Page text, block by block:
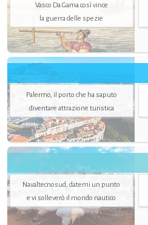
Vasco Da Gama così vince
la guerra delle spezie
Palermo, il porto che ha saputo
diventare attrazione turistica
Navaltecnosud, datemi un punto
e vi solleverò il mondo nautico